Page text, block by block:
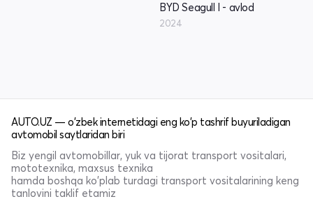
BYD Seagull I - avlod
2024
AUTO.UZ — o'zbek internetidagi eng ko'p tashrif buyuriladigan
avtomobil saytlaridan biri
Biz yengil avtomobillar, yuk va tijorat transport vositalari,
mototexnika, maxsus texnika
hamda boshqa ko'plab turdagi transport vositalarining keng
tanlovini taklif etamiz